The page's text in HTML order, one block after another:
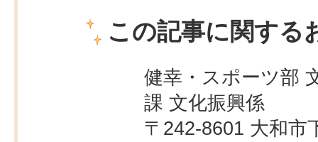
この記事に関する
健幸・スポーツ部
課 文化振興係
〒242-8601 大和市